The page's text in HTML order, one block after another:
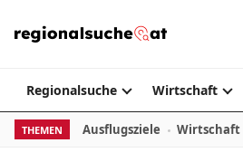
Regionalsuche Wirtschaft
THEMEN Ausflugsziele Wirtschaft